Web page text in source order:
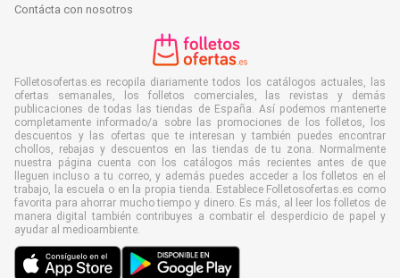
Contácta con nosotros
Folletosofertas.es recopila diariamente todos los catálogos actuales, las
ofertas semanales, los folletos comerciales, las revistas y demás
publicaciones de todas las tiendas de España. Así podemos mantenerte
completamente informado/a sobre las promociones de los folletos, los
descuentos y las ofertas que te interesan y también puedes encontrar
chollos, rebajas y descuentos en las tiendas de tu zona. Normalmente
nuestra página cuenta con los catálogos más recientes antes de que
lleguen incluso a tu correo, y además puedes acceder a los folletos en el
trabajo, la escuela o en la propia tienda. Establece Folletosofertas.es como
favorita para ahorrar mucho tiempo y dinero. Es más, al leer los folletos de
manera digital también contribuyes a combatir el desperdicio de papel y
ayudar al medioambiente.